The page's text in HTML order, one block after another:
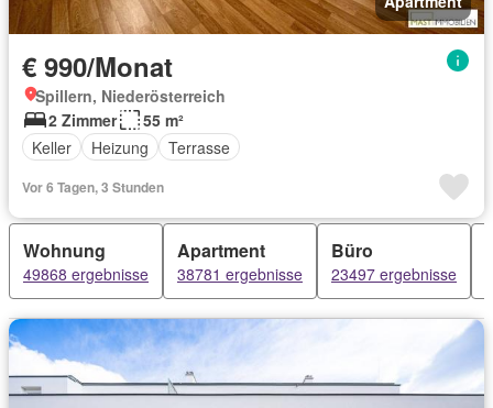
€ 990/Monat
Spillern, Niederösterreich
2 Zimmer
55 m²
Keller
Heizung Terrasse
Vor 6 Tagen, 3 Stunden
Wohnung
49868 ergebnisse
Apartment
38781 ergebnisse
Büro
23497 ergebnisse